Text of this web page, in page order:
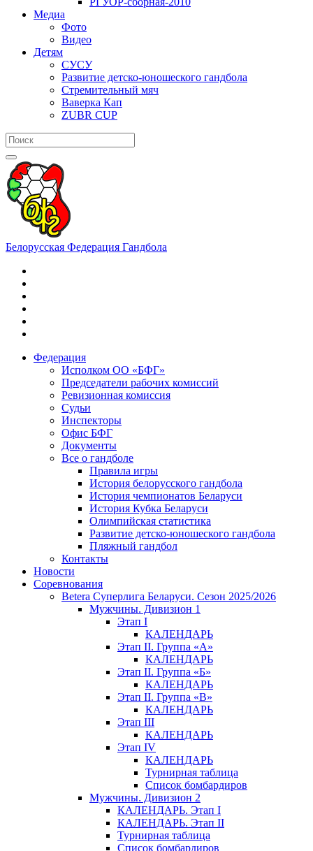
Медиа
Фото
Видео
Детям
СУСУ
Развитие детско-юношеского гандбола
Стремительный мяч
Ваверка Кап
ZUBR CUP
Белорусская Федерация Гандбола
Федерация
Исполком ОО «БФГ»
Председатели рабочих комиссий
Ревизионная комиссия
Судьи
Инспекторы
Офис БФГ
Документы
Все о гандболе
Правила игры
История белорусского гандбола
История чемпионатов Беларуси
История Кубка Беларуси
Олимпийская статистика
Развитие детско-юношеского гандбола
Пляжный гандбол
Контакты
Новости
Соревнования
Betera Суперлига Беларуси. Сезон 2025/2026
Мужчины. Дивизион 1
Этап I
КАЛЕНДАРЬ
Этап II. Группа «А»
КАЛЕНДАРЬ
Этап II. Группа «Б»
КАЛЕНДАРЬ
Этап II. Группа «В»
КАЛЕНДАРЬ
Этап III
КАЛЕНДАРЬ
Этап IV
КАЛЕНДАРЬ
Турнирная таблица
Список бомбардиров
Мужчины. Дивизион 2
КАЛЕНДАРЬ. Этап I
КАЛЕНДАРЬ. Этап II
Турнирная таблица
Список бомбардиров